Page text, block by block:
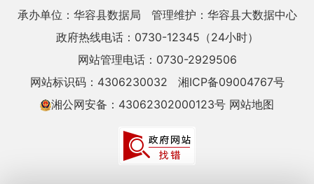
承办单位：华容县数据局
管理维护：华容县大数据中心
政府热线电话：0730-12345（24小时）
网站管理电话：0730-2929506
网站标识码：4306230032
湘ICP备09004767号
湘公网安备：43062302000123号 网站地图